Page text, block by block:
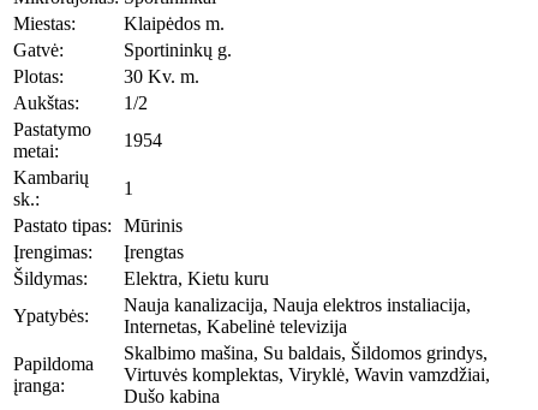
Miestas:
Klaipėdos m.
Gatvė:
Sportininkų g.
Plotas:
30 Kv. m.
Aukštas:
1/2
Pastatymo
metai:
1954
Kambarių
sk.:
1
Pastato tipas:
Mūrinis
Įrengimas:
Įrengtas
Šildymas:
Elektra, Kietu kuru
Ypatybės:
Nauja kanalizacija, Nauja elektros instaliacija,
Internetas, Kabelinė televizija
Papildoma
įranga:
Skalbimo mašina, Su baldais, Šildomos grindys,
Virtuvės komplektas, Viryklė, Wavin vamzdžiai,
Dušo kabina